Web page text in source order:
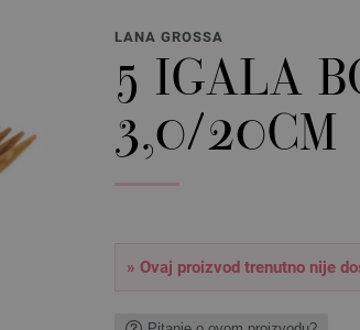
LANA GROSSA
5 IGALA
3,0/20CM
» Ovaj proizvod trenutno nije